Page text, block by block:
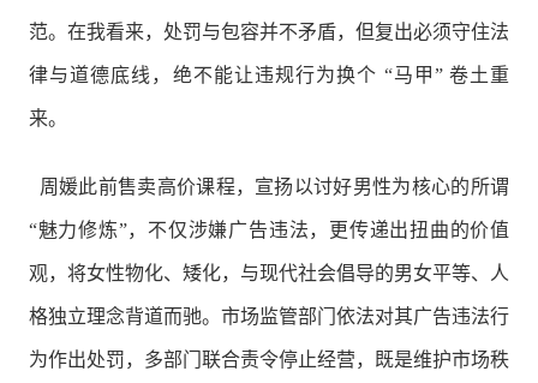
范。在我看来，处罚与包容并不矛盾，但复出必须守住法
律与道德底线，绝不能让违规行为换个 “马甲” 卷土重
来。
周媛此前售卖高价课程，宣扬以讨好男性为核心的所谓
“魅力修炼”，不仅涉嫌广告违法，更传递出扭曲的价值
观，将女性物化、矮化，与现代社会倡导的男女平等、人
格独立理念背道而驰。市场监管部门依法对其广告违法行
为作出处罚，多部门联合责令停止经营，既是维护市场秩